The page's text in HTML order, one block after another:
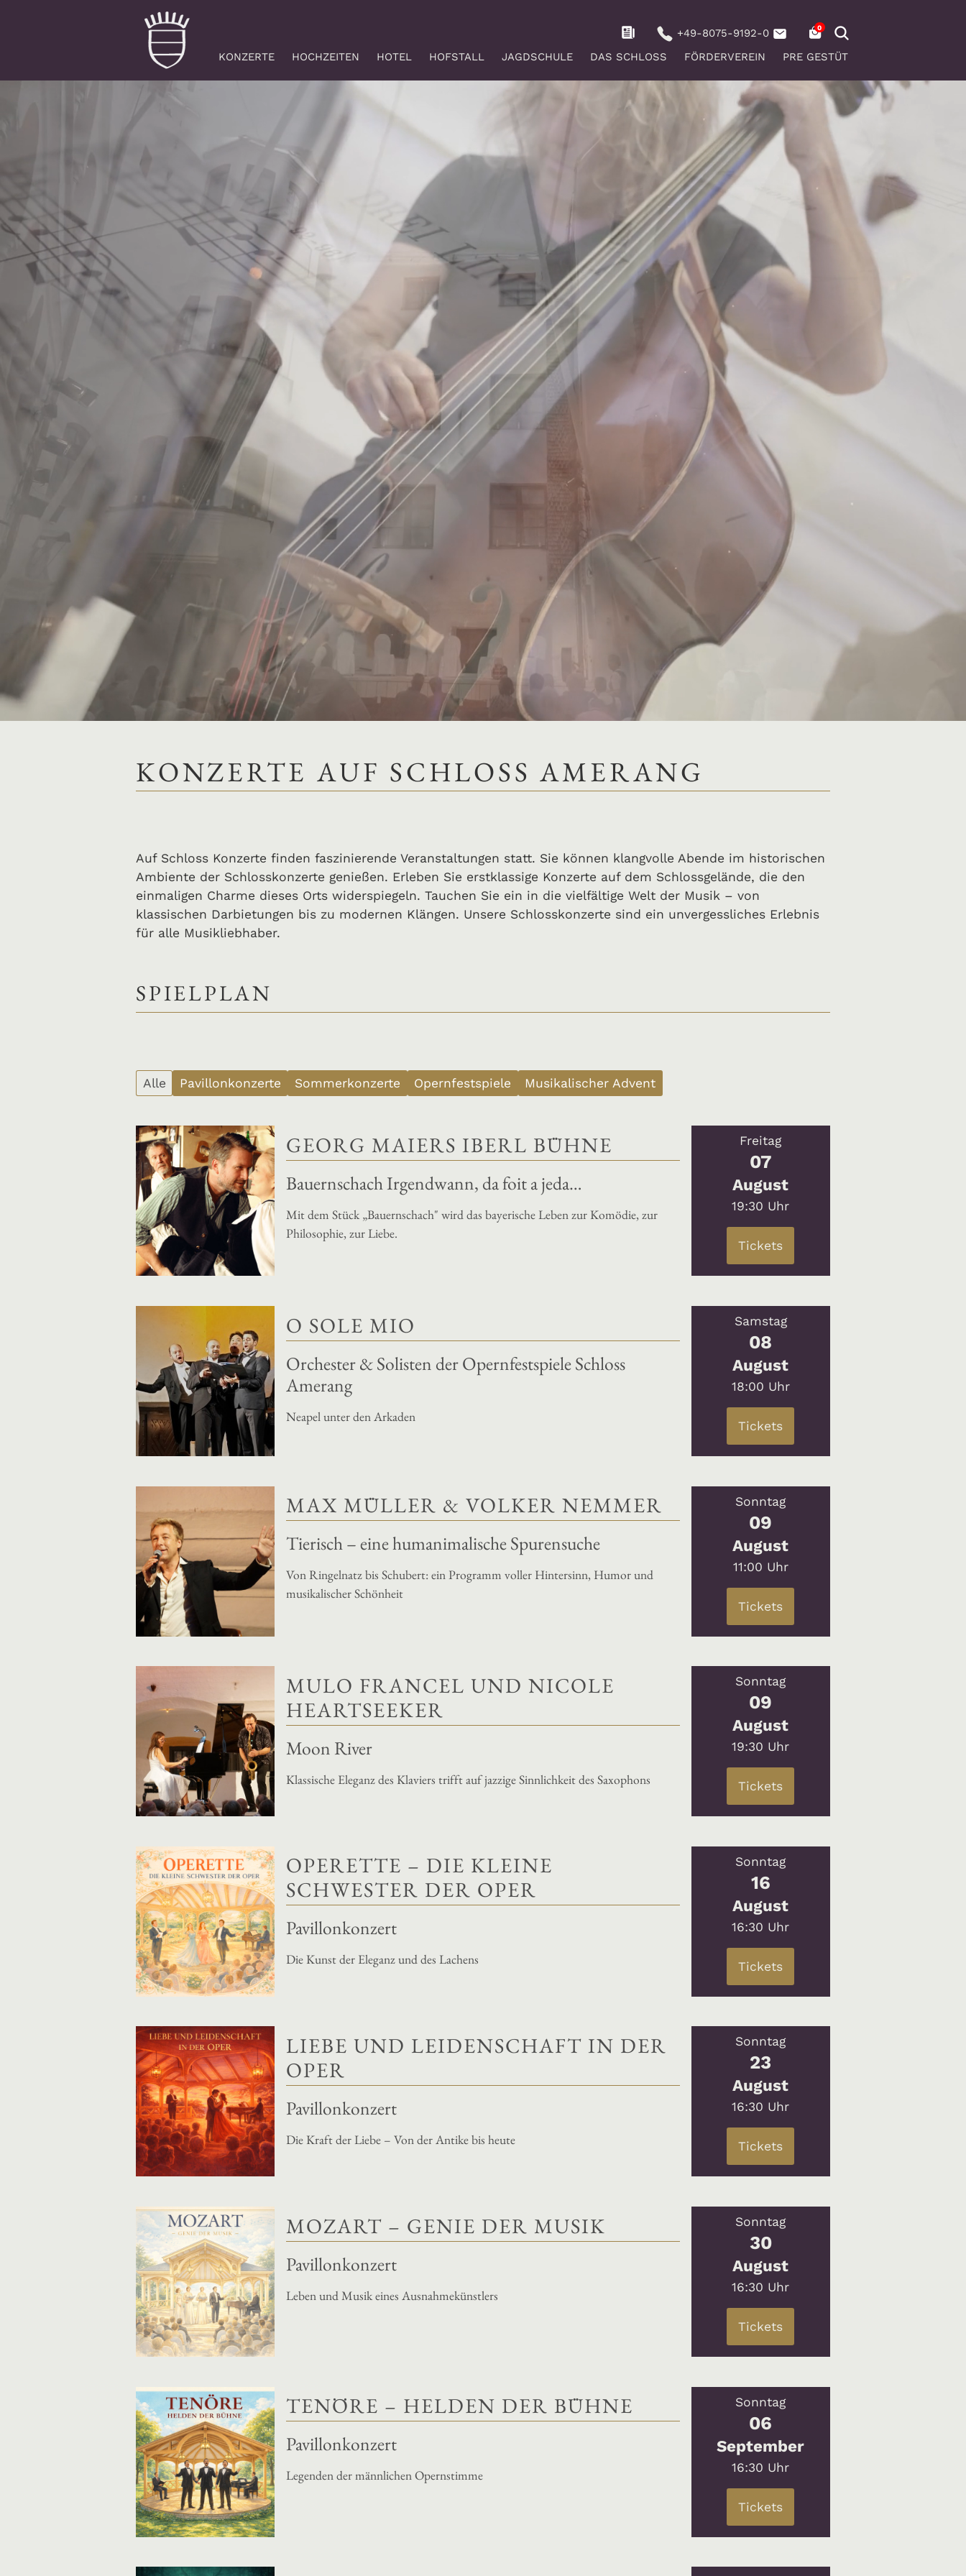
+49-8075-9192-0
KONZERTE
HOCHZEITEN HOTEL HOFSTALL JAGDSCHULE DAS SCHLOSS FÖRDERVEREIN PRE GESTÜT
KONZERTE AUF SCHLOSS AMERANG
Auf Schloss Konzerte finden faszinierende Veranstaltungen statt. Sie können klangvolle Abende im historischen
Ambiente der Schlosskonzerte genießen. Erleben Sie erstklassige Konzerte auf dem Schlossgelände, die den
einmaligen Charme dieses Orts widerspiegeln. Tauchen Sie ein in die vielfältige Welt der Musik – von
klassischen Darbietungen bis zu modernen Klängen. Unsere Schlosskonzerte sind ein unvergessliches Erlebnis
für alle Musikliebhaber.
SPIELPLAN
Alle Pavillonkonzerte Sommerkonzerte Opernfestspiele Musikalischer Advent
GEORG MAIERS IBERL BÜHNE
Bauernschach Irgendwann, da foit a jeda…
Mit dem Stück „Bauernschach" wird das bayerische Leben zur Komödie, zur
Philosophie, zur Liebe.
Freitag
07
August
19:30 Uhr
Tickets
O SOLE MIO
Orchester & Solisten der Opernfestspiele Schloss
Amerang
Neapel unter den Arkaden
Samstag
08
August
18:00 Uhr
Tickets
MAX MÜLLER & VOLKER NEMMER
Tierisch – eine humanimalische Spurensuche
Von Ringelnatz bis Schubert: ein Programm voller Hintersinn, Humor und
musikalischer Schönheit
Sonntag
09
August
11:00 Uhr
Tickets
MULO FRANCEL UND NICOLE
HEARTSEEKER
Moon River
Klassische Eleganz des Klaviers trifft auf jazzige Sinnlichkeit des Saxophons
Sonntag
09
August
19:30 Uhr
Tickets
OPERETTE – DIE KLEINE
SCHWESTER DER OPER
Pavillonkonzert
Die Kunst der Eleganz und des Lachens
Sonntag
16
August
16:30 Uhr
Tickets
LIEBE UND LEIDENSCHAFT IN DER
OPER
Pavillonkonzert
Die Kraft der Liebe – Von der Antike bis heute
Sonntag
23
August
16:30 Uhr
Tickets
MOZART – GENIE DER MUSIK
Pavillonkonzert
Leben und Musik eines Ausnahmekünstlers
Sonntag
30
August
16:30 Uhr
Tickets
TENÖRE – HELDEN DER BÜHNE
Pavillonkonzert
Legenden der männlichen Opernstimme
Sonntag
06
September
16:30 Uhr
Tickets